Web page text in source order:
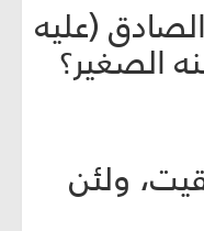
الصادق (عليه
الصغير؟
ولئن